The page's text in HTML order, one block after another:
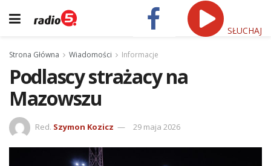
SŁUCHAJ
Strona Główna Wiadomości Informacje
Podlascy strażacy na
Mazowszu
Red. Szymon Kozicz 29 maja 2026